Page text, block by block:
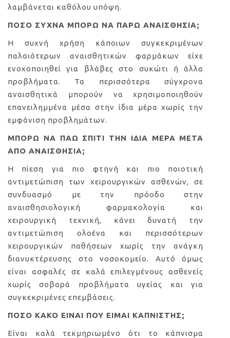
λαμβάνεται καθόλου υπόψη.
ΠΟΣΟ ΣΥΧΝΑ ΜΠΟΡΩ ΝΑ ΠΑΡΩ ΑΝΑΙΣΘΗΣΙΑ;
Η συχνή χρήση κάποιων συγκεκριμένων
παλαιότερων αναισθητικών φαρμάκων είχε
ενοχοποιηθεί για βλάβες στο συκώτι ή άλλα
προβλήματα. Τα περισσότερα σύγχρονα
αναισθητικά μπορούν να χρησιμοποιηθούν
επανειλημμένα μέσα στην ίδια μέρα χωρίς την
εμφάνιση προβλημάτων.
ΜΠΟΡΩ ΝΑ ΠΑΩ ΣΠΙΤΙ ΤΗΝ ΙΔΙΑ ΜΕΡΑ ΜΕΤΑ
ΑΠΟ ΑΝΑΙΣΘΗΣΙΑ;
Η πίεση για πιο φτηνή και πιο ποιοτική
αντιμετώπιση των χειρουργικών ασθενών, σε
συνδυασμό με την πρόοδο στην
αναισθησιολογική φαρμακολογία και
χειρουργική τεχνική, κάνει δυνατή την
αντιμετώπιση ολοένα και περισσότερων
χειρουργικών παθήσεων χωρίς την ανάγκη
διανυκτέρευσης στο νοσοκομείο. Αυτό όμως
είναι ασφαλές σε καλά επιλεγμένους ασθενείς
χωρίς σοβαρά προβλήματα υγείας και για
συγκεκριμένες επεμβάσεις.
ΠΟΣΟ ΚΑΚΟ ΕΙΝΑΙ ΠΟΥ ΕΙΜΑΙ ΚΑΠΝΙΣΤΗΣ;
Είναι καλά τεκμηριωμένο ότι το κάπνισμα